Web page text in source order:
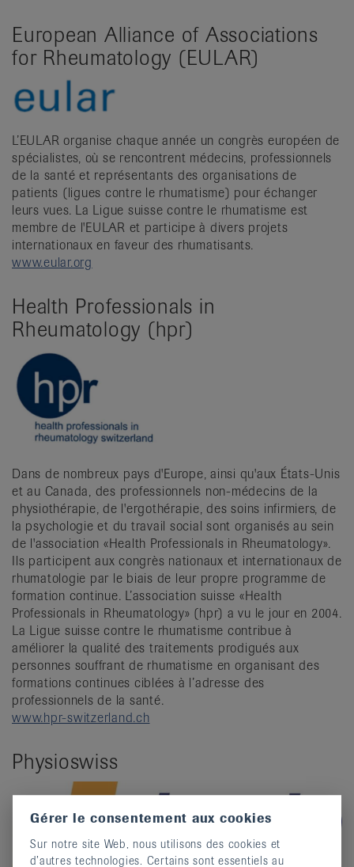
European Alliance of Associations
for Rheumatology (EULAR)
L’EULAR organise chaque année un congrès européen de
spécialistes, où se rencontrent médecins, professionnels
de la santé et représentants des organisations de
patients (ligues contre le rhumatisme) pour échanger
leurs vues. La Ligue suisse contre le rhumatisme est
membre de l'EULAR et participe à divers projets
internationaux en faveur des rhumatisants.
www.eular.org
Health Professionals in
Rheumatology (hpr)
Dans de nombreux pays d'Europe, ainsi qu'aux États-Unis
et au Canada, des professionnels non-médecins de la
physiothérapie, de l'ergothérapie, des soins infirmiers, de
la psychologie et du travail social sont organisés au sein
de l'association «Health Professionals in Rheumatology».
Ils participent aux congrès nationaux et internationaux de
rhumatologie par le biais de leur propre programme de
formation continue. L’association suisse «Health
Professionals in Rheumatology» (hpr) a vu le jour en 2004.
La Ligue suisse contre le rhumatisme contribue à
améliorer la qualité des traitements prodigués aux
personnes souffrant de rhumatisme en organisant des
formations continues ciblées à l’adresse des
professionnels de la santé.
www.hpr-switzerland.ch
Physioswiss
Gérer le consentement aux cookies
Sur notre site Web, nous utilisons des cookies et
d’autres technologies. Certains sont essentiels au